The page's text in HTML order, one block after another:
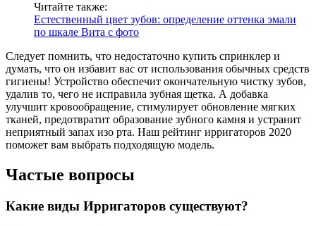
Читайте также:
Естественный цвет зубов: определение оттенка эмали
по шкале Вита с фото
Следует помнить, что недостаточно купить спринклер и
думать, что он избавит вас от использования обычных средств
гигиены! Устройство обеспечит окончательную чистку зубов,
удалив то, чего не исправила зубная щетка. А добавка
улучшит кровообращение, стимулирует обновление мягких
тканей, предотвратит образование зубного камня и устранит
неприятный запах изо рта. Наш рейтинг ирригаторов 2020
поможет вам выбрать подходящую модель.
Частые вопросы
Какие виды Ирригаторов существуют?